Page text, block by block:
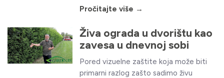
Pročitajte više →
Živa ograda u dvorištu kao
zavesa u dnevnoj sobi
Pored vizuelne zaštite koja može biti
primarni razlog zašto sadimo živu